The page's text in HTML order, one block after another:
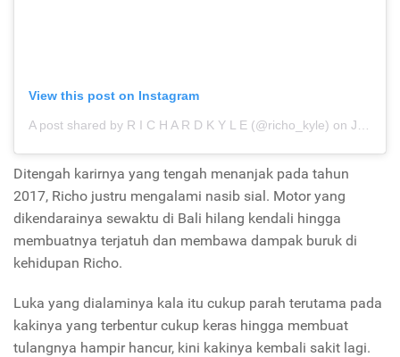
View this post on Instagram
A post shared by R I C H A R D K Y L E (@richo_kyle) on Jul 18, 2019 at 7:42pm PDT
Ditengah karirnya yang tengah menanjak pada tahun
2017, Richo justru mengalami nasib sial. Motor yang
dikendarainya sewaktu di Bali hilang kendali hingga
membuatnya terjatuh dan membawa dampak buruk di
kehidupan Richo.
Luka yang dialaminya kala itu cukup parah terutama pada
kakinya yang terbentur cukup keras hingga membuat
tulangnya hampir hancur, kini kakinya kembali sakit lagi.